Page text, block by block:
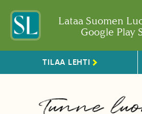
Lataa Suomen
Google Play
TILAA LEHTI